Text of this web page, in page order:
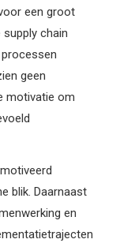
een groot
chain
geen
motivatie om
blik. Daarnaast
en